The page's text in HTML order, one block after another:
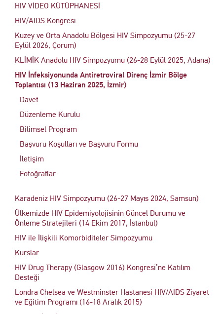
HIV VİDEO KÜTÜPHANESİ
HIV/AIDS Kongresi
Kuzey ve Orta Anadolu Bölgesi HIV Simpozyumu (25-27
Eylül 2026, Çorum)
KLİMİK Anadolu HIV Simpozyumu (26-28 Eylül 2025, Adana)
HIV İnfeksiyonunda Antiretroviral Direnç İzmir Bölge
Toplantısı (13 Haziran 2025, İzmir)
Davet
Düzenleme Kurulu
Bilimsel Program
Başvuru Koşulları ve Başvuru Formu
İletişim
Fotoğraflar
Karadeniz HIV Simpozyumu (26-27 Mayıs 2024, Samsun)
Ülkemizde HIV Epidemiyolojisinin Güncel Durumu ve
Önleme Stratejileri (14 Ekim 2017, İstanbul)
HIV ile İlişkili Komorbiditeler Simpozyumu
Kurslar
HIV Drug Therapy (Glasgow 2016) Kongresi’ne Katılım
Desteği
Londra Chelsea ve Westminster Hastanesi HIV/AIDS Ziyaret
ve Eğitim Programı (16-18 Aralık 2015)